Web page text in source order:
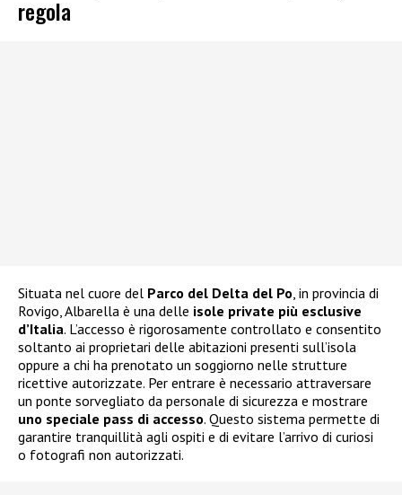
regola
Situata nel cuore del Parco del Delta del Po , in provincia di
Rovigo, Albarella è una delle isole private più esclusive
d’Italia. L’accesso è rigorosamente controllato e consentito
soltanto ai proprietari delle abitazioni presenti sull’isola
oppure a chi ha prenotato un soggiorno nelle strutture
ricettive autorizzate. Per entrare è necessario attraversare
un ponte sorvegliato da personale di sicurezza e mostrare
uno speciale pass di accesso. Questo sistema permette di
garantire tranquillità agli ospiti e di evitare l’arrivo di curiosi
o fotografi non autorizzati.